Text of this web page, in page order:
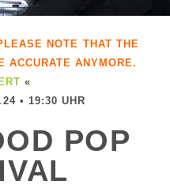
NOTE THAT THE
ACCURATE ANYMORE.
«
• 19:30 UHR
POP